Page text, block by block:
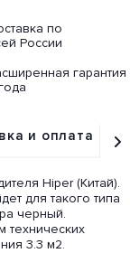
по
России
гарантия
и оплата
Hiper (Китай).
для такого типа
черный.
технических
3.3 м2.